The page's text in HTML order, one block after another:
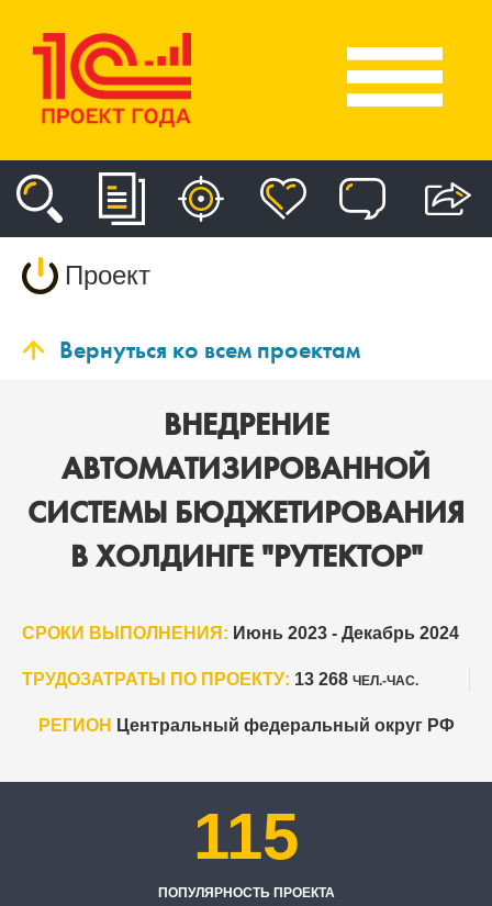
Проект
Вернуться ко всем проектам
ВНЕДРЕНИЕ
АВТОМАТИЗИРОВАННОЙ
СИСТЕМЫ БЮДЖЕТИРОВАНИЯ
В ХОЛДИНГЕ "РУТЕКТОР"
СРОКИ ВЫПОЛНЕНИЯ: Июнь 2023 - Декабрь 2024
ТРУДОЗАТРАТЫ ПО ПРОЕКТУ: 13 268 ЧЕЛ.-ЧАС.
РЕГИОН Центральный федеральный округ РФ
115
ПОПУЛЯРНОСТЬ ПРОЕКТА